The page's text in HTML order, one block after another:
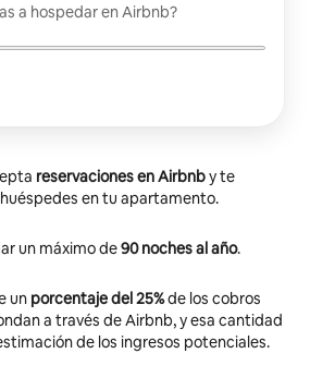
a hospedar en Airbnb?
reservaciones en Airbnby te
en tu apartamento.
un máximo de90 noches al año.
un porcentaje del 25%de los cobros
a través de Airbnb, y esa cantidad
de los ingresos potenciales.